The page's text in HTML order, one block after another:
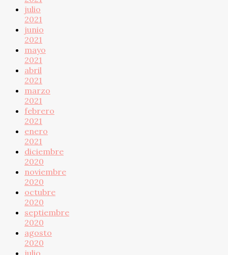
julio
2021
junio
2021
mayo
2021
abril
2021
marzo
2021
febrero
2021
enero
2021
diciembre
2020
noviembre
2020
octubre
2020
septiembre
2020
agosto
2020